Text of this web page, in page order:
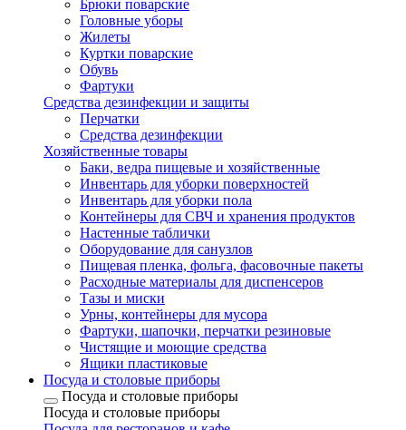
Брюки поварские
Головные уборы
Жилеты
Куртки поварские
Обувь
Фартуки
Средства дезинфекции и защиты
Перчатки
Средства дезинфекции
Хозяйственные товары
Баки, ведра пищевые и хозяйственные
Инвентарь для уборки поверхностей
Инвентарь для уборки пола
Контейнеры для СВЧ и хранения продуктов
Настенные таблички
Оборудование для санузлов
Пищевая пленка, фольга, фасовочные пакеты
Расходные материалы для диспенсеров
Тазы и миски
Урны, контейнеры для мусора
Фартуки, шапочки, перчатки резиновые
Чистящие и моющие средства
Ящики пластиковые
Посуда и столовые приборы
Посуда и столовые приборы
Посуда и столовые приборы